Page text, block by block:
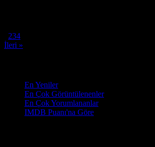
234
İleri »
En Yeniler
En Çok Görüntülenenler
En Çok Yorumlananlar
IMDB Puanı'na Göre